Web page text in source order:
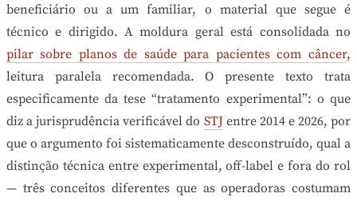
beneficiário ou a um familiar, o material que segue é
técnico e dirigido. A moldura geral está consolidada no
pilar sobre planos de saúde para pacientes com câncer,
leitura paralela recomendada. O presente texto trata
especificamente da tese “tratamento experimental”: o que
diz a jurisprudência verificável do STJentre 2014 e 2026, por
que o argumento foi sistematicamente desconstruído, qual a
distinção técnica entre experimental, off-label e fora do rol
— três conceitos diferentes que as operadoras costumam